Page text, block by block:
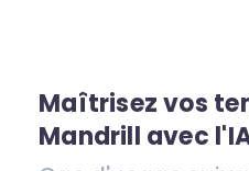
Maîtrisez vos
Mandrill avec